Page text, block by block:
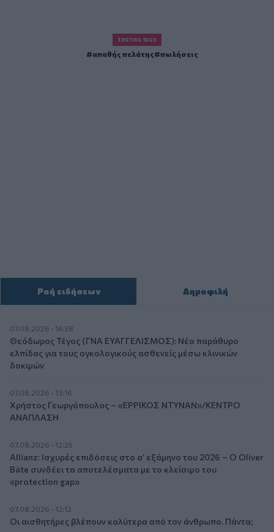
ΣΧΕΤΙΚΆ TAGS
απαθής πελάτης πωλήσεις
Ροή ειδήσεων Δημοφιλή
07.08.2026 - 14:38
Θεόδωρος Τέγος (ΓΝΑ ΕΥΑΓΓΕΛΙΣΜΟΣ): Νέο παράθυρο
ελπίδας για τους ογκολογικούς ασθενείς μέσω κλινικών
δοκιμών
07.08.2026 - 13:16
Χρήστος Γεωργόπουλος – «ΕΡΡΙΚΟΣ ΝΤΥΝΑΝ»/ΚΕΝΤΡΟ
ΑΝΑΠΛΑΣΗ
07.08.2026 - 12:25
Allianz: Ισχυρές επιδόσεις στο α’ εξάμηνο του 2026 – Ο Oliver
Bäte συνδέει τα αποτελέσματα με το κλείσιμο του
«protection gap»
07.08.2026 - 12:12
Οι αισθητήρες βλέπουν καλύτερα από τον άνθρωπο. Πάντα;